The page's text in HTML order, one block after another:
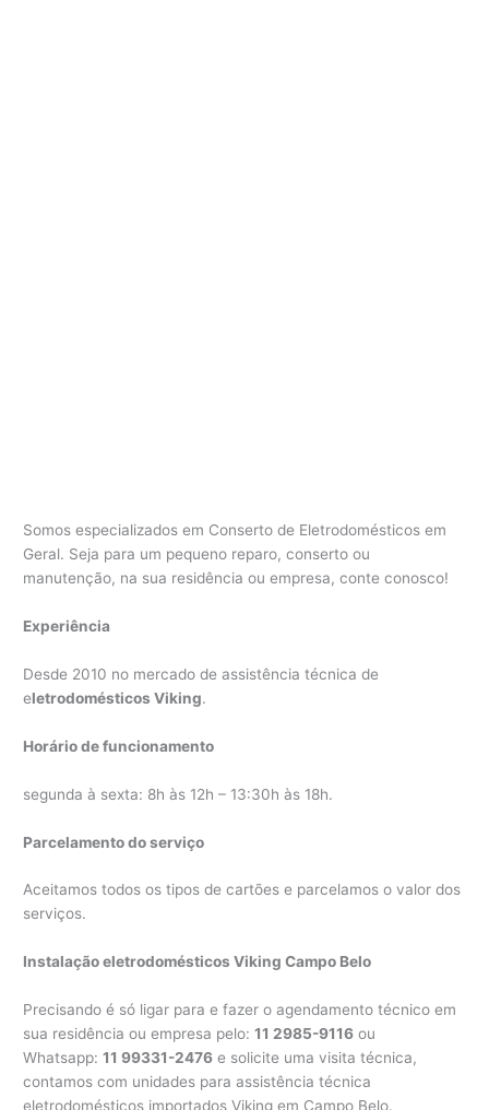
Somos especializados em Conserto de Eletrodomésticos em
Geral. Seja para um pequeno reparo, conserto ou
manutenção, na sua residência ou empresa, conte conosco!
Experiência
Desde 2010 no mercado de assistência técnica de
eletrodomésticos Viking.
Horário de funcionamento
segunda à sexta: 8h às 12h – 13:30h às 18h.
Parcelamento do serviço
Aceitamos todos os tipos de cartões e parcelamos o valor dos
serviços.
Instalação eletrodomésticos Viking Campo Belo
Precisando é só ligar para e fazer o agendamento técnico em
sua residência ou empresa pelo:11 2985-9116 ou
Whatsapp:11 99331-2476 e solicite uma visita técnica,
contamos com unidades para assistência técnica
eletrodomésticos importados Viking em Campo Belo.